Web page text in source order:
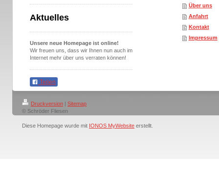
Aktuelles
Unsere neue Homepage ist online!
Wir freuen uns, dass wir Ihnen nun auch im
Internet mehr über uns verraten können!
Teilen
Über uns
Anfahrt
Kontakt
Impressum
Druckversion | Sitemap
© Schröder Fliesen
Diese Homepage wurde mit IONOS MyWebsite erstellt.